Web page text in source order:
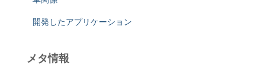
開発したアプリケーション
メタ情報